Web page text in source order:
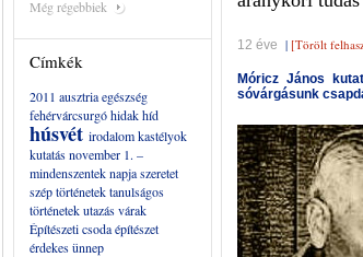
Még régebbiek
Címkék
2011 ausztriaegészség
fehérvárcsurgóhidakhíd
húsvét irodalomkastélyok
kutatásnovember 1. –
mindenszentek napjaszeretet
szép történetektanulságos
történetekutazásvárak
Építészeti csodaépítészet
érdekesünnep
12 éve | [Törölt
Móricz János
sóvárgásunk